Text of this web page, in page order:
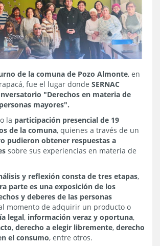
de la comuna de Pozo Almonte, en
fue el lugar donde SERNAC
"Derechos en materia de
mayores".
la participación presencial de 19
de la comuna, quienes a través de un
pudieron obtener respuestas a
sobre sus experiencias en materia de
y reflexión consta de tres etapas,
parte es una exposición de los
y deberes de las personas
momento de adquirir un producto o
legal, información veraz y oportuna,
, derecho a elegir libremente, derecho
el consumo, entre otros.